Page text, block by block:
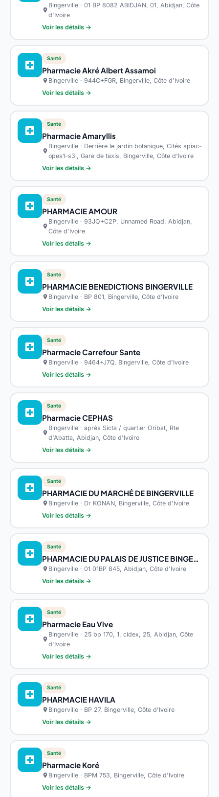
location_on
Bingerville · 01 BP 8082 ABIDJAN, 01, Abidjan, Côte
d'Ivoire
Voir les détails →
local_hospital
Santé
Pharmacie Akré Albert Assamoi
location_on Bingerville · 944C+FGR, Bingerville, Côte d'Ivoire
Voir les détails →
local_hospital
Santé
Pharmacie Amaryllis
location_on
Bingerville · Derrière le jardin botanique, Cités spiac-
opes1-s3i, Gare de taxis, Bingerville, Côte d'Ivoire
Voir les détails →
local_hospital
Santé
PHARMACIE AMOUR
location_on
Bingerville · 93JQ+C2P, Unnamed Road, Abidjan,
Côte d'Ivoire
Voir les détails →
local_hospital
Santé
PHARMACIE BENEDICTIONS BINGERVILLE
location_on Bingerville · BP 801, Bingerville, Côte d'Ivoire
Voir les détails →
local_hospital
Santé
Pharmacie Carrefour Sante
location_on Bingerville · 9464+J7Q, Bingerville, Côte d'Ivoire
Voir les détails →
local_hospital
Santé
Pharmacie CEPHAS
location_on
Bingerville · après Sicta / quartier Oribat, Rte
d'Abatta, Abidjan, Côte d'Ivoire
Voir les détails →
local_hospital
Santé
PHARMACIE DU MARCHÉ DE BINGERVILLE
location_on Bingerville · Dr KONAN, Bingerville, Côte d'Ivoire
Voir les détails →
local_hospital
Santé
PHARMACIE DU PALAIS DE JUSTICE BINGERVILLE
location_on Bingerville · 01 01BP 845, Abidjan, Côte d'Ivoire
Voir les détails →
local_hospital
Santé
Pharmacie Eau Vive
location_on
Bingerville · 25 bp 170, 1, cidex, 25, Abidjan, Côte
d'Ivoire
Voir les détails →
local_hospital
Santé
PHARMACIE HAVILA
location_on Bingerville · BP 27, Bingerville, Côte d'Ivoire
Voir les détails →
local_hospital
Santé
Pharmacie Koré
location_on Bingerville · BPM 753, Bingerville, Côte d'Ivoire
Voir les détails →